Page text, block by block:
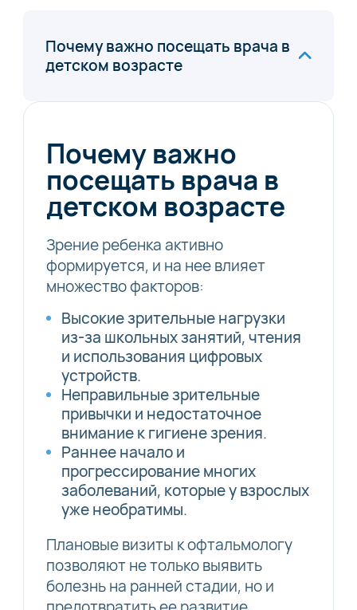
Почему важно посещать врача в
детском возрасте
Почему важно
посещать врача в
детском возрасте
Зрение ребенка активно
формируется, и на нее влияет
множество факторов:
Высокие зрительные нагрузки
из-за школьных занятий, чтения
и использования цифровых
устройств.
Неправильные зрительные
привычки и недостаточное
внимание к гигиене зрения.
Раннее начало и
прогрессирование многих
заболеваний, которые у взрослых
уже необратимы.
Плановые визиты к офтальмологу
позволяют не только выявить
болезнь на ранней стадии, но и